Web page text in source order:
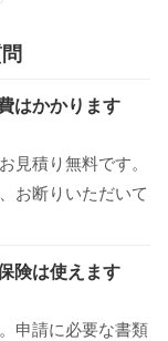
はかかります
見積り無料です。
お断りいただいて
険は使えます
申請に必要な書類